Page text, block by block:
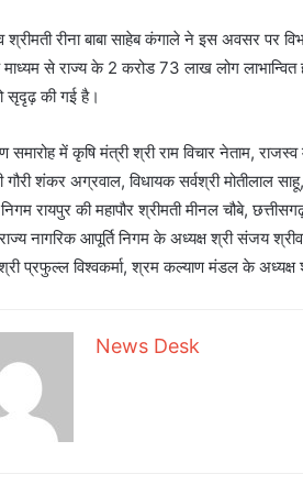
श्रीमती रीना बाबा साहेब कंगाले ने इस अवसर पर
से राज्य के 2 करोड 73 लाख लोग
सृदृढ़ की गई है।
में कृषि मंत्री श्री राम विचार नेताम,
गौरी शंकर अग्रवाल, विधायक सर्वश्री मोतीलाल
रायपुर की महापौर श्रीमती मीनल चौबे,
नागरिक आपूर्ति निगम के अध्यक्ष श्री संजय
प्रफुल्ल विश्वकर्मा, श्रम कल्याण मंडल के
News Desk